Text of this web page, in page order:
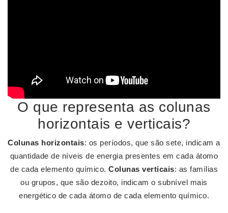
O que representa as colunas
horizontais e verticais?
Colunas horizontais: os períodos, que são sete, indicam a
quantidade de níveis de energia presentes em cada átomo
de cada elemento químico. Colunas verticais: as famílias
ou grupos, que são dezoito, indicam o subnível mais
energético de cada átomo de cada elemento químico.